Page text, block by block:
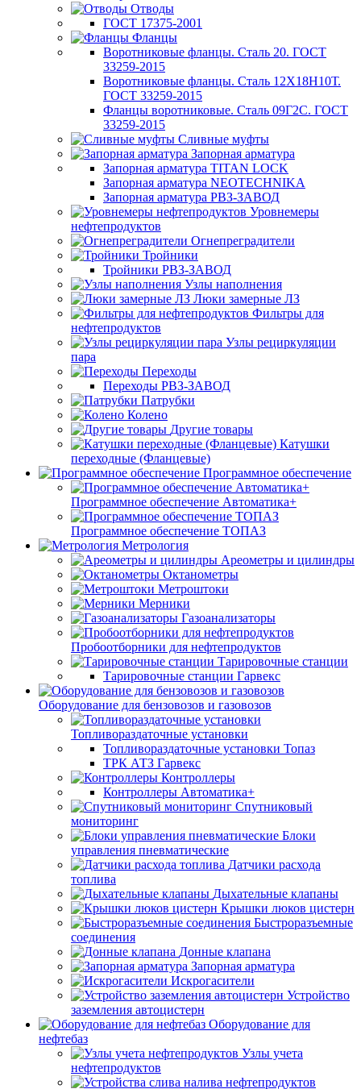
Отводы
ГОСТ 17375-2001
Фланцы
Воротниковые фланцы. Сталь 20. ГОСТ
33259-2015
Воротниковые фланцы. Сталь 12Х18Н10Т.
ГОСТ 33259-2015
Фланцы воротниковые. Сталь 09Г2С. ГОСТ
33259-2015
Сливные муфты
Запорная арматура
Запорная арматура TITAN LOCK
Запорная арматура NEOTECHNIKA
Запорная арматура РВЗ-ЗАВОД
Уровнемеры
нефтепродуктов
Огнепреградители
Тройники
Тройники РВЗ-ЗАВОД
Узлы наполнения
Люки замерные ЛЗ
Фильтры для
нефтепродуктов
Узлы рециркуляции
пара
Переходы
Переходы РВЗ-ЗАВОД
Патрубки
Колено
Другие товары
Катушки
переходные (Фланцевые)
Программное обеспечение
Программное обеспечение Автоматика+
Программное обеспечение ТОПАЗ
Метрология
Ареометры и цилиндры
Октанометры
Метроштоки
Мерники
Газоанализаторы
Пробоотборники для нефтепродуктов
Тарировочные станции
Тарировочные станции Гарвекс
Оборудование для бензовозов и газовозов
Топливораздаточные установки
Топливораздаточные установки Топаз
ТРК АТЗ Гарвекс
Контроллеры
Контроллеры Автоматика+
Спутниковый
мониторинг
Блоки
управления пневматические
Датчики расхода
топлива
Дыхательные клапаны
Крышки люков цистерн
Быстроразъемные
соединения
Донные клапана
Запорная арматура
Искрогасители
Устройство
заземления автоцистерн
Оборудование для
нефтебаз
Узлы учета
нефтепродуктов